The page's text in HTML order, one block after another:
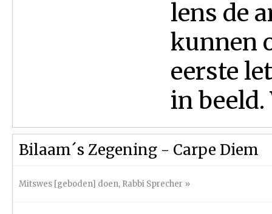
lens de
kunnen
eerste
in beeld.
Bilaam´s Zegening - Carpe Diem
Mitswes [geboden] doen, Rabbi Sprecher »